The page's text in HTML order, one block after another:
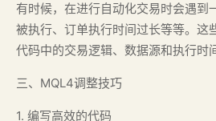
有时候，在进行自动化交易时会遇到
被执行、订单执行时间过长等等。这
代码中的交易逻辑、数据源和执行时
三、MQL4调整技巧
1. 编写高效的代码